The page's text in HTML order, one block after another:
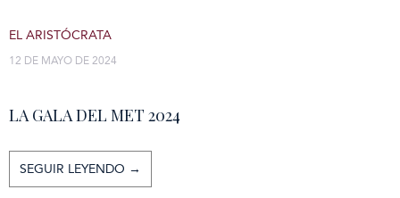
LA GALA DEL MET 2024
12 DE MAYO DE 2024
EL ARISTÓCRATA
SEGUIR LEYENDO →